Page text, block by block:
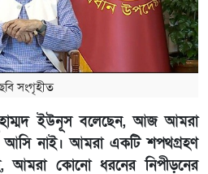
সংগৃহীত
ইউনূস বলেছেন, আজ আমরা
নাই। আমরা একটি শপথগ্রহণ
কোনো ধরনের নিপীড়নের